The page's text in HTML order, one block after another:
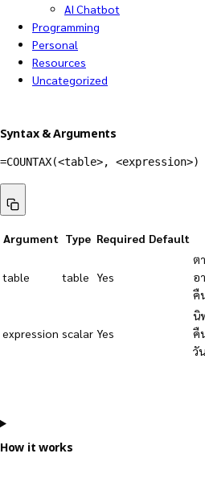
AI Chatbot
Programming
Personal
Resources
Uncategorized
Syntax & Arguments
=COUNTAX(<table>, <expression>)
Argument Type Required Default
table table Yes
ต
อ
คื
expression scalar Yes
นิ
คื
วั
How it works